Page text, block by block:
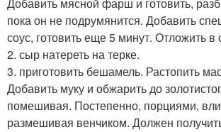
Добавить мясной фарш и готовить,
пока он не подрумянится. Добавить
соус, готовить еще 5 минут. Отложить в
2. сыр натереть на терке.
3. приготовить бешамель. Растопить
Добавить муку и обжарить до
помешивая. Постепенно, порциями,
размешивая венчиком. Должен